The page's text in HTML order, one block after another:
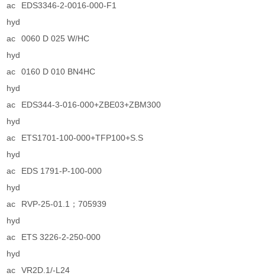
ac
EDS3346-2-0016-000-F1
hyd
ac
0060 D 025 W/HC
hyd
ac
0160 D 010 BN4HC
hyd
ac
EDS344-3-016-000+ZBE03+ZBM300
hyd
ac
ETS1701-100-000+TFP100+S.S
hyd
ac
EDS 1791-P-100-000
hyd
ac
RVP-25-01.1；705939
hyd
ac
ETS 3226-2-250-000
hyd
ac
VR2D.1/-L24